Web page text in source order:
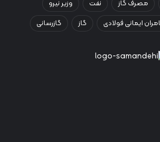
مصرف گاز نفت
وزیر نیرو
ایمانی فولادی گاز گازرسانی